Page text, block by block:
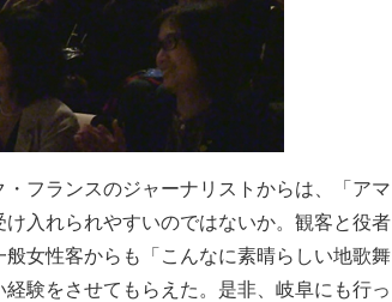
フランスのジャーナリストからは、「アマ
入れられやすいのではないか。観客と役者
女性客からも「こんなに素晴らしい地歌舞
験をさせてもらえた。是非、岐阜にも行っ